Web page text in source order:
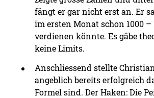
fängt er gar nicht erst an. Er
im ersten Monat schon 1000 –
verdienen könnte. Es gäbe
keine Limits.
Anschliessend stellte
angeblich bereits erfolgreich
Formel sind. Der Haken: Die